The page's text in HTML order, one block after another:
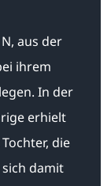
aus der
ihrem
In der
erhielt
die
damit